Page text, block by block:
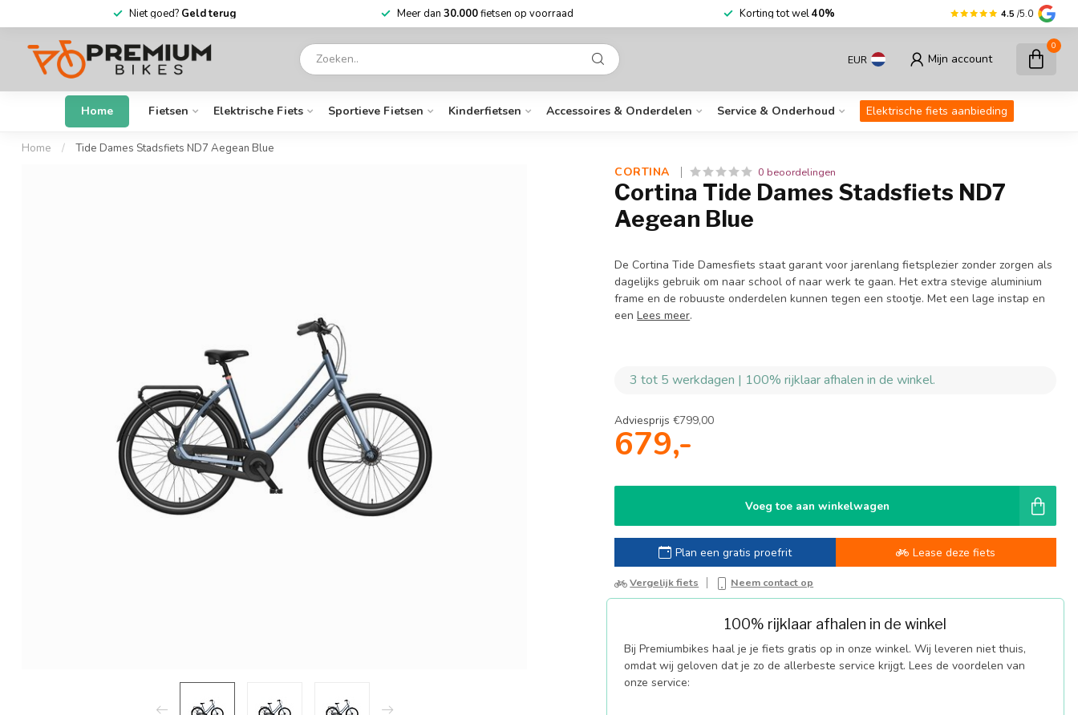
Niet goed? Meer dan30.000 4.5 /5.0
EUR Mijn account
0
Home Fietsen Elektrische Fiets Sportieve Fietsen Kinderfietsen Accessoires & Onderdelen Service & Onderhoud Elektrische fiets aanbieding
Home / Tide Dames Stadsfiets ND7 Aegean Blue
CORTINA 0 beoordelingen
Cortina Tide Dames Stadsfiets ND7
Aegean Blue
De Cortina Tide Damesfiets staat garant voor jarenlang fietsplezier zonder zorgen als
dagelijks gebruik om naar school of naar werk te gaan. Het extra stevige aluminium
frame en de robuuste onderdelen kunnen tegen een stootje. Met een lage instap en
eenLees meer.
3 tot 5 werkdagen | 100% rijklaar afhalen in de winkel.
Adviesprijs €799,00
679,-
Voeg toe aan winkelwagen
Plan een gratis proefrit Lease deze fiets
Vergelijk fiets Neem contact op
100% rijklaar afhalen in de winkel
Bij Premiumbikes haal je je fiets gratis op in onze winkel. Wij leveren niet thuis,
omdat wij geloven dat je zo de allerbeste service krijgt. Lees de voordelen van
onze service: